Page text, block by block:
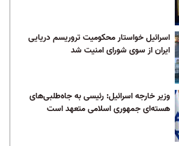
اسرائیل خواستار محکومیت تروریسم دریایی
ایران از سوی شورای امنیت شد
وزیر خارجه اسرائیل: رئیسی به جاه‌طلبی‌‌های
هسته‌ای جمهوری اسلامی متعهد است